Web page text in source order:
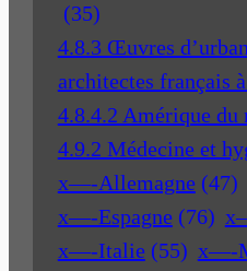
(35)
4.8.3 Œuvres
architectes français
4.8.4.2 Amérique du
4.9.2 Médecine et
x—-Allemagne (47)
x—-Espagne (76)
x—-Italie (55) x—-